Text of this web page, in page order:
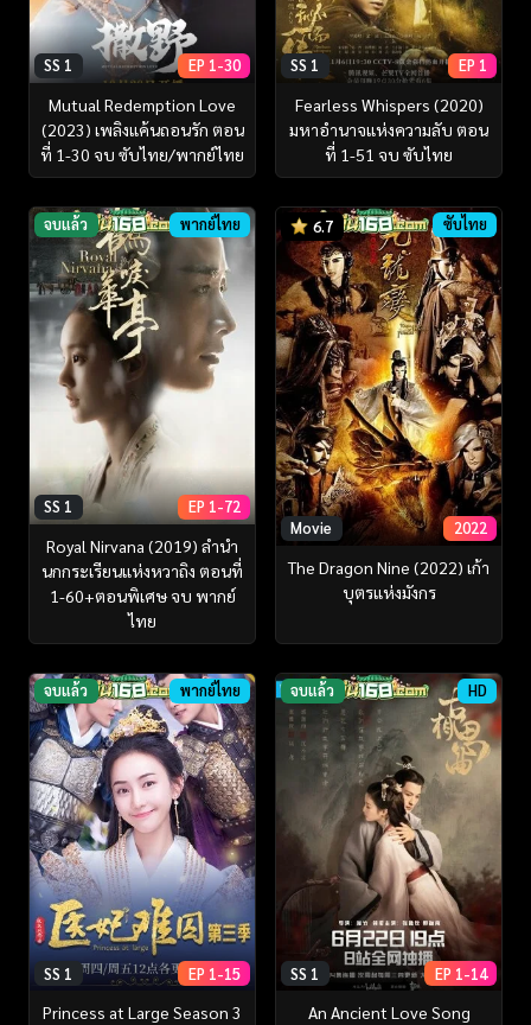
SS 1 EP 1-30
Mutual Redemption Love
(2023) เพลิงแค้นถอนรัก ตอน
ที่ 1-30 จบ ซับไทย/พากย์ไทย
SS 1 EP 1
Fearless Whispers (2020)
มหาอำนาจแห่งความลับ ตอน
ที่ 1-51 จบ ซับไทย
จบแล้ว พากย์ไทย
SS 1 EP 1-72
Royal Nirvana (2019) ลำนำ
นกกระเรียนแห่งหวาถิง ตอนที่
1-60+ตอนพิเศษ จบ พากย์
ไทย
6.7 ซับไทย
Movie 2022
The Dragon Nine (2022) เก้า
บุตรแห่งมังกร
จบแล้ว พากย์ไทย
SS 1 EP 1-15
Princess at Large Season 3
จบแล้ว HD
SS 1 EP 1-14
An Ancient Love Song